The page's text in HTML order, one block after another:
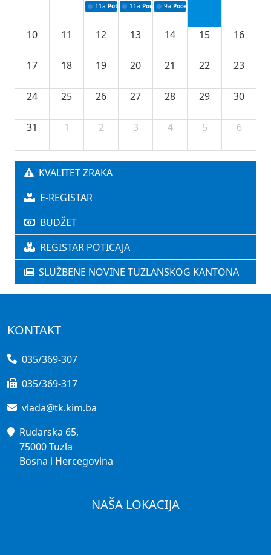
11a Potpisivanje ugovora o stipendijama za
11a Podrška razvoju vodne infrastrukture u
9a Početak izgradnje nove
10 11 12 13 14 15 16
17 18 19 20 21 22 23
24 25 26 27 28 29 30
31 1 2 3 4 5 6
KVALITET ZRAKA
E-REGISTAR
BUDŽET
REGISTAR POTICAJA
SLUŽBENE NOVINE TUZLANSKOG KANTONA
KONTAKT
035/369-307
035/369-317
vlada@tk.kim.ba
Rudarska 65,
75000 Tuzla
Bosna i Hercegovina
NAŠA LOKACIJA